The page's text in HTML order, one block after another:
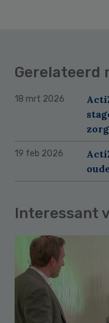
Gerelateerd
18 mrt 2026
19 feb 2026
Interessant